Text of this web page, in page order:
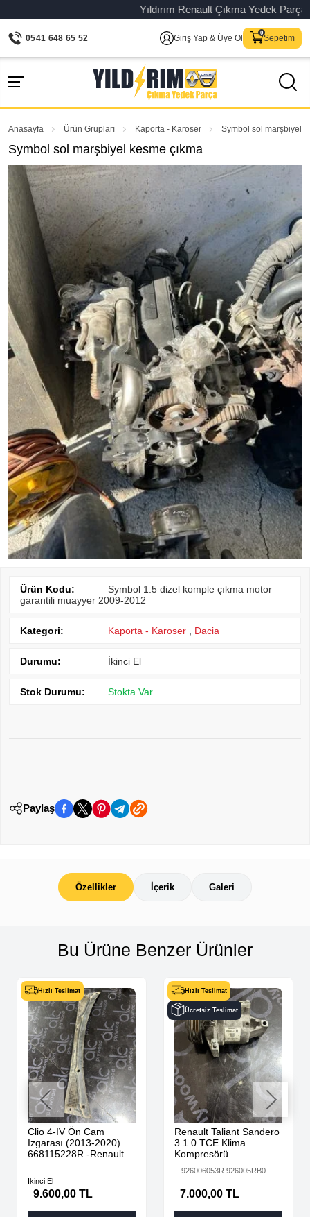
Yıldırım Renault Çıkma Yedek Parça
0541 648 65 52 Giriş Yap & Üye Ol Sepetim
Anasayfa Ürün Grupları Kaporta - Karoser Symbol sol marşbiyel
Symbol sol marşbiyel kesme çıkma
Ürün Kodu:
Symbol 1.5 dizel komple çıkma motor
garantili muayyer 2009-2012
Kategori: Kaporta - Karoser Dacia
Durumu: İkinci El
Stok Durumu: Stokta Var
Paylaş
Özellikler İçerik Galeri
Bu Ürüne Benzer Ürünler
Hızlı Teslimat
Clio 4-IV Ön Cam
Izgarası (2013-2020)
668115228R -Renault
İkinci El
9.600,00 TL
Hızlı Teslimat
Ücretsiz Teslimat
Renault Taliant Sandero
3 1.0 TCE Klima
Kompresörü
926005RB0A
926008469R
926006053R 926005RB0A
7.000,00 TL